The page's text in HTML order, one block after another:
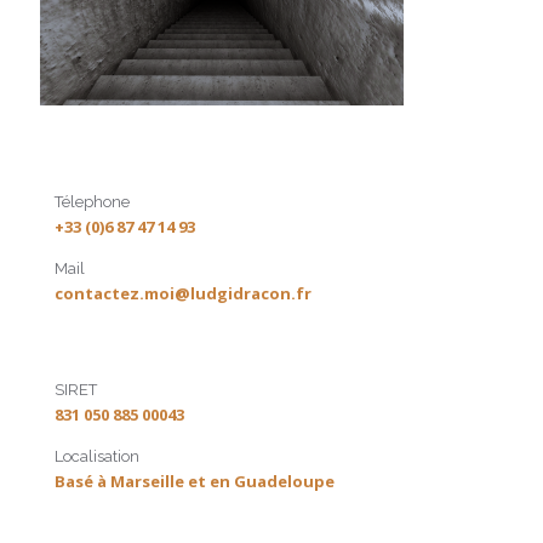
Télephone
+33 (0)6 87 47 14 93
Mail
contactez.moi@ludgidracon.fr
SIRET
831 050 885 00043
Localisation
Basé à Marseille et en Guadeloupe